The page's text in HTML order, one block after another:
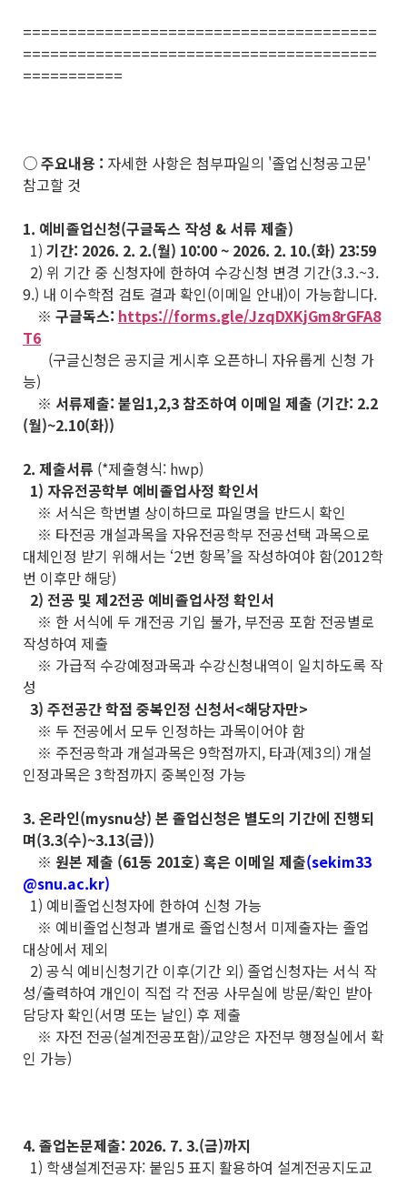
=======================================
=======================================
===========
○ 주요내용 : 자세한 사항은 첨부파일의 '졸업신청공고문'
참고할 것
1. 예비졸업신청(구글독스 작성 & 서류 제출)
1) 기간: 2026. 2. 2.(월) 10:00 ~ 2026. 2. 10.(화) 23:59
2) 위 기간 중 신청자에 한하여 수강신청 변경 기간(3.3.~3.
9.) 내 이수학점 검토 결과 확인(이메일 안내)이 가능합니다.
※ 구글독스: https://forms.gle/JzqDXKjGm8rGFA8
T6
(구글신청은 공지글 게시후 오픈하니 자유롭게 신청 가
능)
※ 서류제출: 붙임1,2,3 참조하여 이메일 제출 (기간: 2.2
(월)~2.10(화))
2. 제출서류 (*제출형식: hwp)
1) 자유전공학부 예비졸업사정 확인서
※ 서식은 학번별 상이하므로 파일명을 반드시 확인
※ 타전공 개설과목을 자유전공학부 전공선택 과목으로
대체인정 받기 위해서는 ‘2번 항목’을 작성하여야 함(2012학
번 이후만 해당)
2) 전공 및 제2전공 예비졸업사정 확인서
※ 한 서식에 두 개전공 기입 불가, 부전공 포함 전공별로
작성하여 제출
※ 가급적 수강예정과목과 수강신청내역이 일치하도록 작
성
3) 주전공간 학점 중복인정 신청서<해당자만>
※ 두 전공에서 모두 인정하는 과목이어야 함
※ 주전공학과 개설과목은 9학점까지, 타과(제3의) 개설
인정과목은 3학점까지 중복인정 가능
3. 온라인(mysnu상) 본 졸업신청은 별도의 기간에 진행되
며(3.3(수)~3.13(금))
※ 원본 제출 (61동 201호) 혹은 이메일 제출(sekim33
@snu.ac.kr)
1) 예비졸업신청자에 한하여 신청 가능
※ 예비졸업신청과 별개로 졸업신청서 미제출자는 졸업
대상에서 제외
2) 공식 예비신청기간 이후(기간 외) 졸업신청자는 서식 작
성/출력하여 개인이 직접 각 전공 사무실에 방문/확인 받아
담당자 확인(서명 또는 날인) 후 제출
※ 자전 전공(설계전공포함)/교양은 자전부 행정실에서 확
인 가능)
4. 졸업논문제출: 2026. 7. 3.(금)까지
1) 학생설계전공자: 붙임5 표지 활용하여 설계전공지도교